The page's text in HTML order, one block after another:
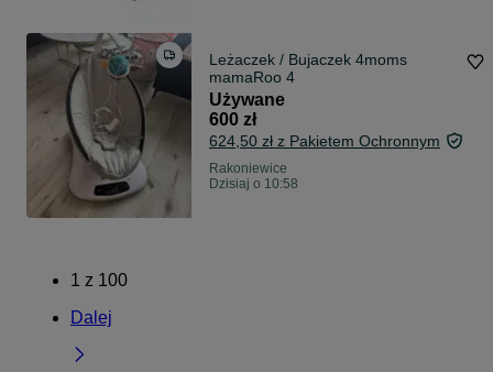
Leżaczek / Bujaczek 4moms
mamaRoo 4
Używane
600 zł
624,50 zł z Pakietem Ochronnym
Rakoniewice
Dzisiaj o 10:58
1 z 100
Dalej